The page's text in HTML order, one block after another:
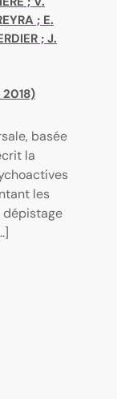
; E.
; J.
basée
la
les
dépistage